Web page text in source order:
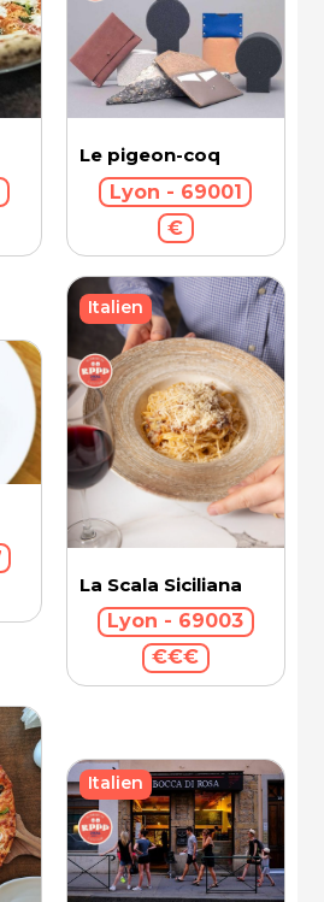
Le pigeon-coq
Lyon - 69001
€
La Scala Siciliana
Lyon - 69003
€€€
Italien
Italien